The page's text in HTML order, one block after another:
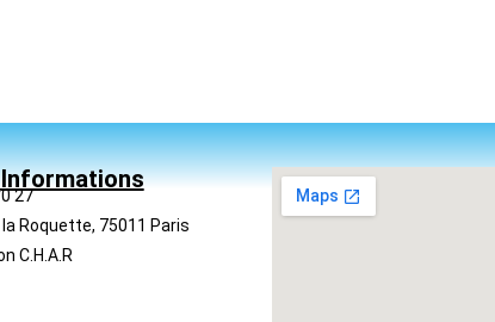
Informations
27
la Roquette, 75011 Paris
C.H.A.R